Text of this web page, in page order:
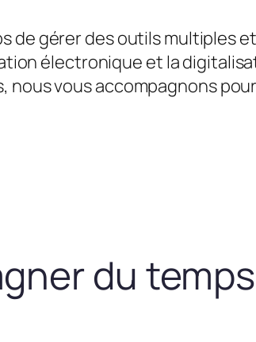
de gérer des outils multiples
électronique et la
nous vous accompagnons
du temps